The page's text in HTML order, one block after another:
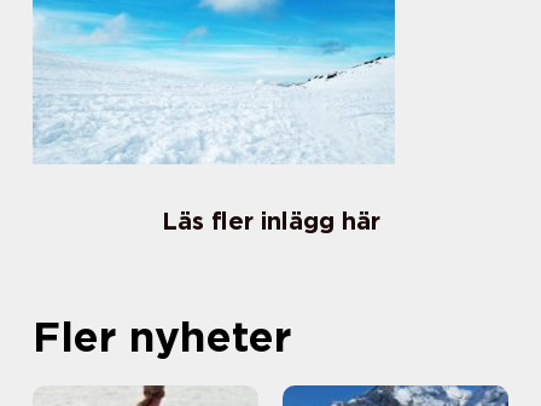
Läs fler inlägg här
Fler nyheter